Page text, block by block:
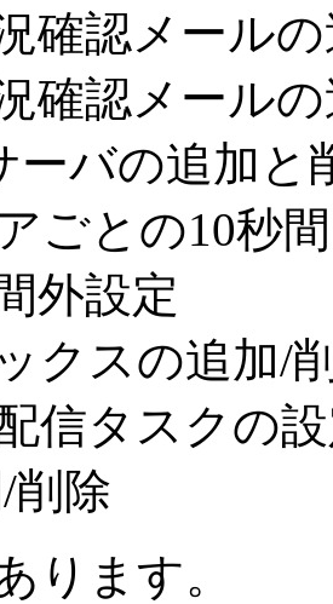
確認メール
確認メール
ーバの追加と
ごとの10秒
外設定
クスの追加/
信タスクの
削除
ります。